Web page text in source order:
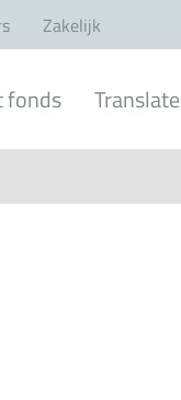
Zakelijk
fonds Translate